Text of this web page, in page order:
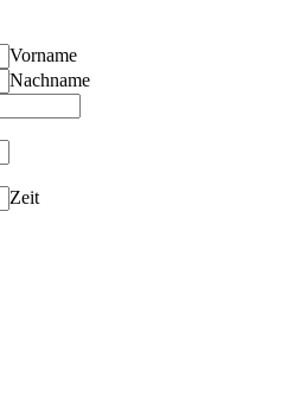
Vorname
Nachname
Zeit